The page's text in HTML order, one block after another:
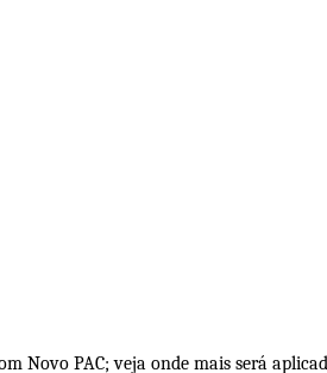
Novo PAC; veja onde mais será